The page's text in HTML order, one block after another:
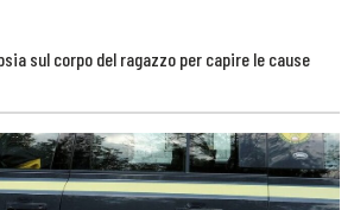
sul corpo del ragazzo per capire le cause